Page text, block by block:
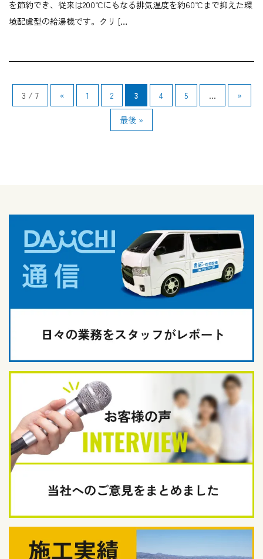
を節約でき、従来は200℃にもなる排気温度を約60℃まで抑えた環
境配慮型の給湯機です。クリ […
3 / 7 « 1 2 3 4 5 ... »
最後 »